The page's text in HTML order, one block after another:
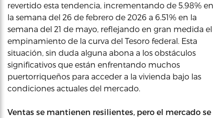
revertido esta tendencia, incrementando de 5.98% en
la semana del 26 de febrero de 2026 a 6.51% en la
semana del 21 de mayo, reflejando en gran medida el
empinamiento de la curva del Tesoro federal. Esta
situación, sin duda alguna abona a los obstáculos
significativos que están enfrentando muchos
puertorriqueños para acceder a la vivienda bajo las
condiciones actuales del mercado.
Ventas se mantienen resilientes, pero el mercado se